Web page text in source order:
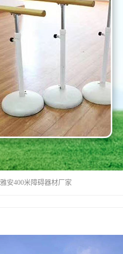
安400米障碍器材厂家